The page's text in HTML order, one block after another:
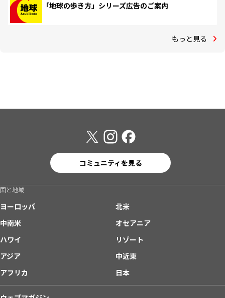
「地球の歩き方」シリーズ広告のご案内
もっと見る
コミュニティを見る
国と地域
ヨーロッパ
北米
中南米
オセアニア
ハワイ
リゾート
アジア
中近東
アフリカ
日本